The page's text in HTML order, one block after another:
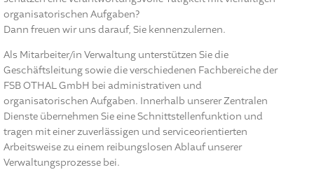
organisatorischen Aufgaben?
Dann freuen wir uns darauf, Sie kennenzulernen.
Als Mitarbeiter/in Verwaltung unterstützen Sie die
Geschäftsleitung sowie die verschiedenen Fachbereiche der
FSB OTHAL GmbH bei administrativen und
organisatorischen Aufgaben. Innerhalb unserer Zentralen
Dienste übernehmen Sie eine Schnittstellenfunktion und
tragen mit einer zuverlässigen und serviceorientierten
Arbeitsweise zu einem reibungslosen Ablauf unserer
Verwaltungsprozesse bei.